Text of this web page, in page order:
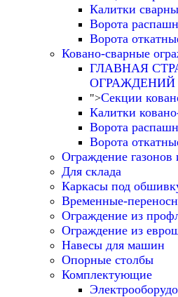
Калитки
Ворота
Ворота
Ковано-сварные
ГЛАВНАЯ
ОГРАЖДЕНИЙ
">Секции
Калитки
Ворота
Ворота
Ограждение газонов
Для склада
Каркасы под
Временные-
Ограждение из
Ограждение из
Навесы для машин
Опорные столбы
Комплектующие